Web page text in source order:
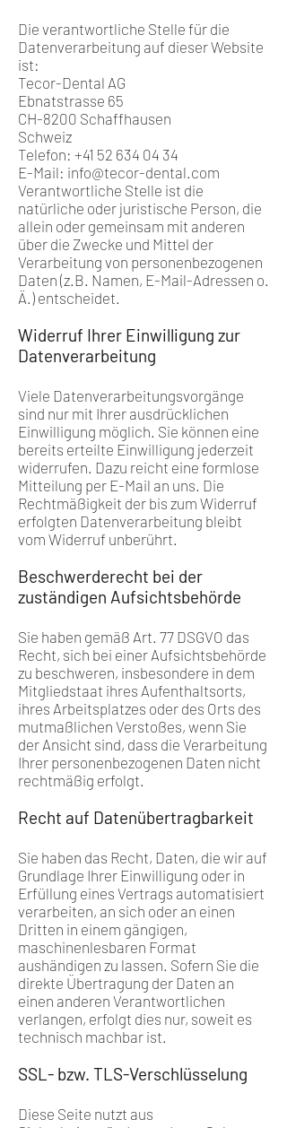
Die verantwortliche Stelle für die
Datenverarbeitung auf dieser Website
ist:
Tecor-Dental AG
Ebnatstrasse 65
CH-8200 Schaffhausen
Schweiz
Telefon: +41 52 634 04 34
E-Mail: info@tecor-dental.com
Verantwortliche Stelle ist die
natürliche oder juristische Person, die
allein oder gemeinsam mit anderen
über die Zwecke und Mittel der
Verarbeitung von personenbezogenen
Daten (z.B. Namen, E-Mail-Adressen o.
Ä.) entscheidet.
Widerruf Ihrer Einwilligung zur
Datenverarbeitung
Viele Datenverarbeitungsvorgänge
sind nur mit Ihrer ausdrücklichen
Einwilligung möglich. Sie können eine
bereits erteilte Einwilligung jederzeit
widerrufen. Dazu reicht eine formlose
Mitteilung per E-Mail an uns. Die
Rechtmäßigkeit der bis zum Widerruf
erfolgten Datenverarbeitung bleibt
vom Widerruf unberührt.
Beschwerderecht bei der
zuständigen Aufsichtsbehörde
Sie haben gemäß Art. 77 DSGVO das
Recht, sich bei einer Aufsichtsbehörde
zu beschweren, insbesondere in dem
Mitgliedstaat ihres Aufenthaltsorts,
ihres Arbeitsplatzes oder des Orts des
mutmaßlichen Verstoßes, wenn Sie
der Ansicht sind, dass die Verarbeitung
Ihrer personenbezogenen Daten nicht
rechtmäßig erfolgt.
Recht auf Datenübertragbarkeit
Sie haben das Recht, Daten, die wir auf
Grundlage Ihrer Einwilligung oder in
Erfüllung eines Vertrags automatisiert
verarbeiten, an sich oder an einen
Dritten in einem gängigen,
maschinenlesbaren Format
aushändigen zu lassen. Sofern Sie die
direkte Übertragung der Daten an
einen anderen Verantwortlichen
verlangen, erfolgt dies nur, soweit es
technisch machbar ist.
SSL- bzw. TLS-Verschlüsselung
Diese Seite nutzt aus